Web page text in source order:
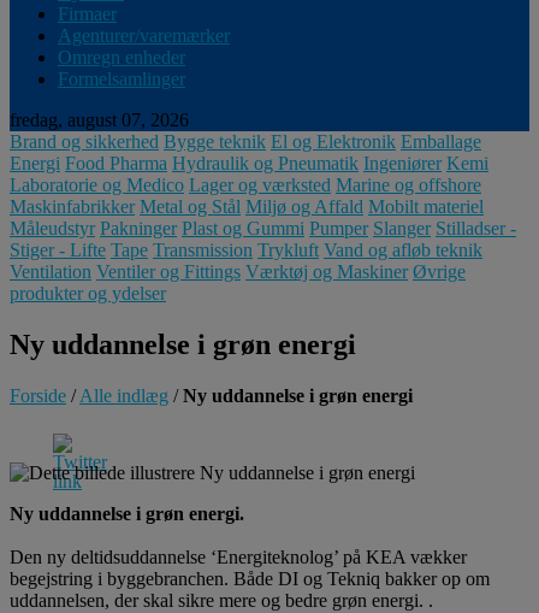
Firmaer
Agenturer/varemærker
Omregn enheder
Formelsamlinger
fredag, august 07, 2026
Brand og sikkerhed Bygge teknik El og Elektronik Emballage
Energi Food Pharma Hydraulik og Pneumatik Ingeniører Kemi
Laboratorie og Medico Lager og værksted Marine og offshore
Maskinfabrikker Metal og Stål Miljø og Affald Mobilt materiel
Måleudstyr Pakninger Plast og Gummi Pumper Slanger Stilladser -
Stiger - Lifte Tape Transmission Trykluft Vand og afløb teknik
Ventilation Ventiler og Fittings Værktøj og Maskiner Øvrige
produkter og ydelser
Ny uddannelse i grøn energi
Forside /Alle indlæg /Ny uddannelse i grøn energi
Ny uddannelse i grøn energi.
Den ny deltidsuddannelse ‘Energiteknolog’ på KEA vækker
begejstring i byggebranchen. Både DI og Tekniq bakker op om
uddannelsen, der skal sikre mere og bedre grøn energi. .